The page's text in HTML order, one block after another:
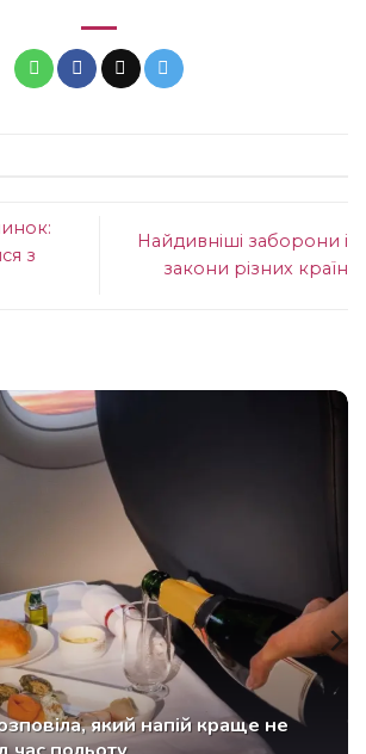
з
Найдивніші заборони і
закони різних країн
який напій краще не